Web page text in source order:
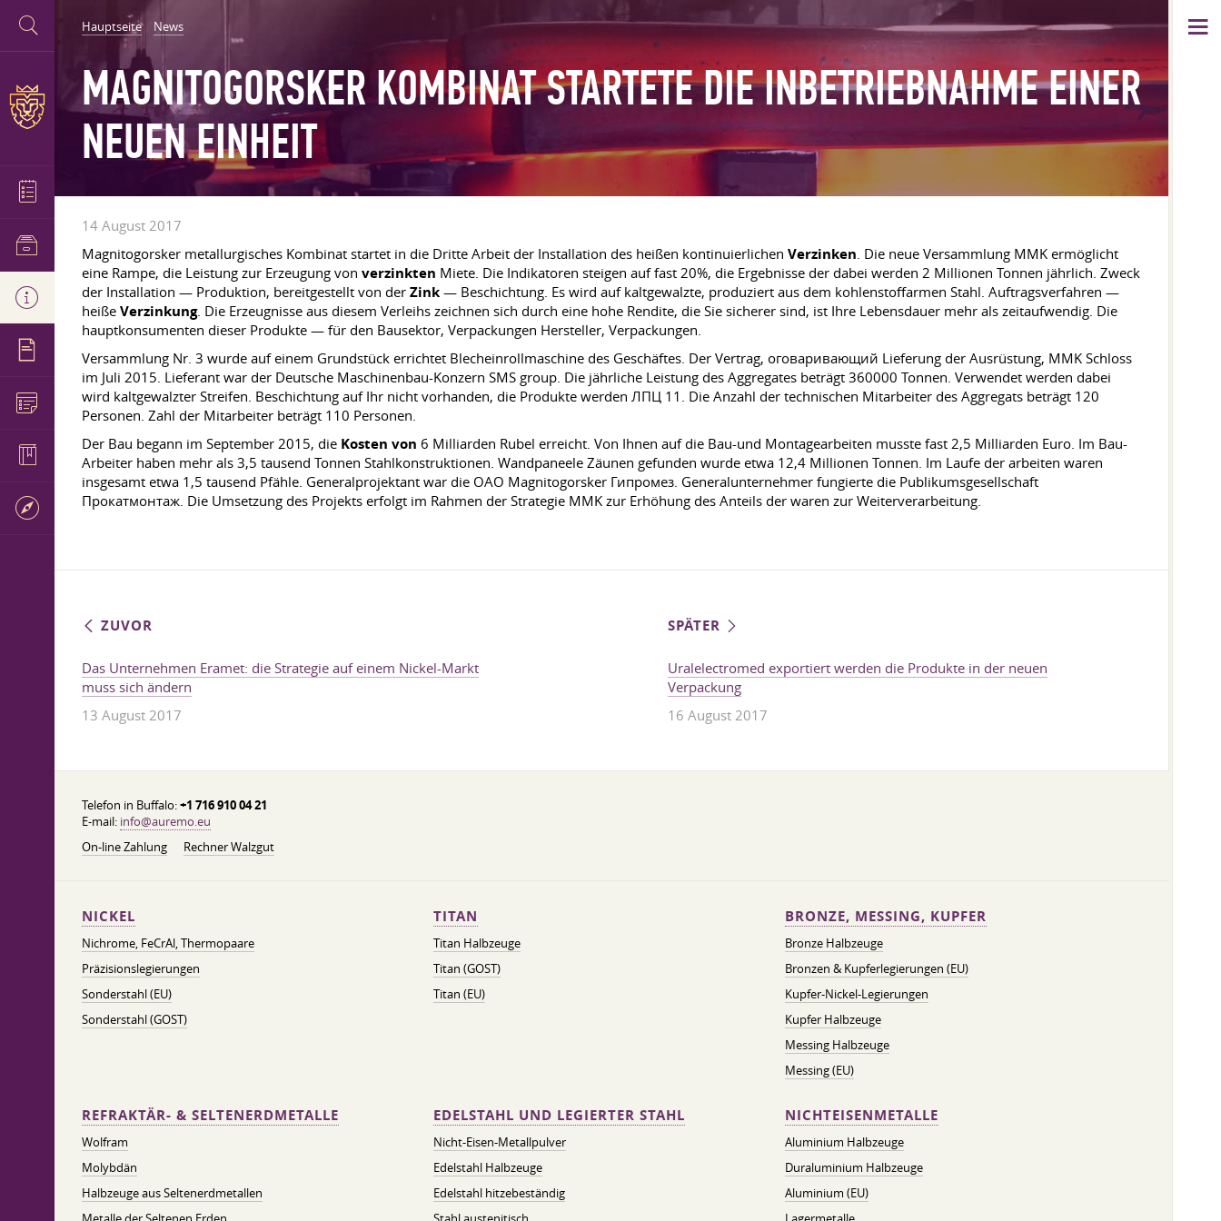
Hauptseite News
MAGNITOGORSKER KOMBINAT STARTETE DIE INBETRIEBNAHME EINER
NEUEN EINHEIT
14 August 2017
Magnitogorsker metallurgisches Kombinat startet in die Dritte Arbeit der Installation des heißen kontinuierlichen Verzinken. Die neue Versammlung MMK ermöglicht
eine Rampe, die Leistung zur Erzeugung von verzinkten Miete. Die Indikatoren steigen auf fast 20%, die Ergebnisse der dabei werden 2 Millionen Tonnen jährlich. Zweck
der Installation — Produktion, bereitgestellt von der Zink — Beschichtung. Es wird auf kaltgewalzte, produziert aus dem kohlenstoffarmen Stahl. Auftragsverfahren —
heiße Verzinkung. Die Erzeugnisse aus diesem Verleihs zeichnen sich durch eine hohe Rendite, die Sie sicherer sind, ist Ihre Lebensdauer mehr als zeitaufwendig. Die
hauptkonsumenten dieser Produkte — für den Bausektor, Verpackungen Hersteller, Verpackungen.
Versammlung Nr. 3 wurde auf einem Grundstück errichtet Blecheinrollmaschine des Geschäftes. Der Vertrag, оговаривающий Lieferung der Ausrüstung, MMK Schloss
im Juli 2015. Lieferant war der Deutsche Maschinenbau-Konzern SMS group. Die jährliche Leistung des Aggregates beträgt 360000 Tonnen. Verwendet werden dabei
wird kaltgewalzter Streifen. Beschichtung auf Ihr nicht vorhanden, die Produkte werden ЛПЦ 11. Die Anzahl der technischen Mitarbeiter des Aggregats beträgt 120
Personen. Zahl der Mitarbeiter beträgt 110 Personen.
Der Bau begann im September 2015, die Kosten von 6 Milliarden Rubel erreicht. Von Ihnen auf die Bau-und Montagearbeiten musste fast 2,5 Milliarden Euro. Im Bau-
Arbeiter haben mehr als 3,5 tausend Tonnen Stahlkonstruktionen. Wandpaneele Zäunen gefunden wurde etwa 12,4 Millionen Tonnen. Im Laufe der arbeiten waren
insgesamt etwa 1,5 tausend Pfähle. Generalprojektant war die OAO Magnitogorsker Гипромез. Generalunternehmer fungierte die Publikumsgesellschaft
Прокатмонтаж. Die Umsetzung des Projekts erfolgt im Rahmen der Strategie MMK zur Erhöhung des Anteils der waren zur Weiterverarbeitung.
ZUVOR
Das Unternehmen Eramet: die Strategie auf einem Nickel-Markt
muss sich ändern
13 August 2017
SPÄTER
Uralelectromed exportiert werden die Produkte in der neuen
Verpackung
16 August 2017
Telefon in Buffalo:+1 716 910 04 21
E-mail: info@auremo.eu
On-line Zahlung
Rechner Walzgut
NICKEL
Nichrome, FeСrAl, ​​Thermopaare
Präzisionslegierungen
Sonderstahl (EU)
Sonderstahl (GOST)
TITAN
Titan Halbzeuge
Titan (GOST)
Titan (EU)
BRONZE, MESSING, KUPFER
Bronze Halbzeuge
Bronzen & Kupferlegierungen (EU)
Kupfer-Nickel-Legierungen
Kupfer Halbzeuge
Messing Halbzeuge
Messing (EU)
REFRAKTÄR- & SELTENERDMETALLE
Wolfram
Molybdän
Halbzeuge aus Seltenerdmetallen
EDELSTAHL UND LEGIERTER STAHL
Nicht-Eisen-Metallpulver
Edelstahl Halbzeuge
Edelstahl hitzebeständig
NICHTEISENMETALLE
Aluminium Halbzeuge
Duraluminium Halbzeuge
Aluminium (EU)